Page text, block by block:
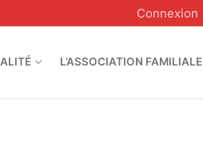
Connexion
L’ASSOCIATION FAMILIALE